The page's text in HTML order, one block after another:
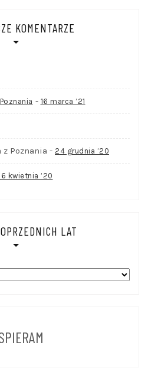
KOMENTARZE
- 16 marca ’21
Poznania - 24 grudnia ’20
kwietnia ’20
LAT